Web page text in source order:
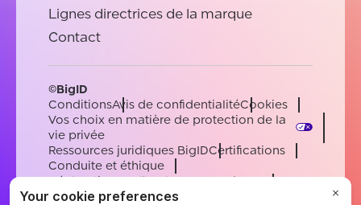
Lignes directrices de la marque
Contact
©BigID
ConditionsAvis de confidentialitéCookies
Vos choix en matière de protection de la
vie privée
Ressources juridiques BigIDCertifications
Conduite et éthique
Déclaration sur l'esclavage moderne
Sous-processeursSoutien